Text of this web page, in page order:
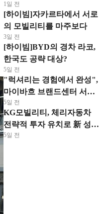
1일 전
[하이빔]자카르타에서 서로
의 모빌리티를 마주보다
3일 전
[하이빔]BYD의 경차 라코,
한국도 공략 대상?
5일 전
"럭셔리는 경험에서 완성",
마이바흐 브랜드센터 서울
'마스테리아 클럽' 눈길
5일 전
KG모빌리티, 체리자동차
전략적 투자 유치로 新 성장
동력 갖춘다
5일 전